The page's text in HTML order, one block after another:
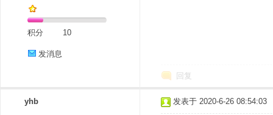
积分 10
发消息
回复
yhb 发表于 2020-6-26 08:54:03